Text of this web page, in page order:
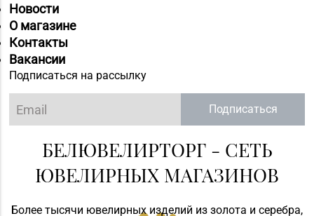
Новости
О магазине
Контакты
Вакансии
Подписаться на рассылку
Подписаться
БЕЛЮВЕЛИРТОРГ - СЕТЬ
ЮВЕЛИРНЫХ МАГАЗИНОВ
Более тысячи ювелирных изделий из золота и серебра,